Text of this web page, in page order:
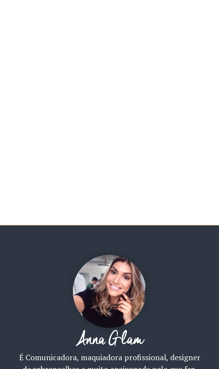
Anna Glam
É Comunicadora, maquiadora profissional, designer